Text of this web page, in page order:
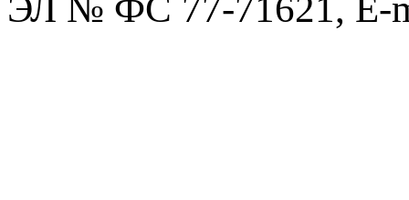
ЭЛ № ФС 77-71621, E-